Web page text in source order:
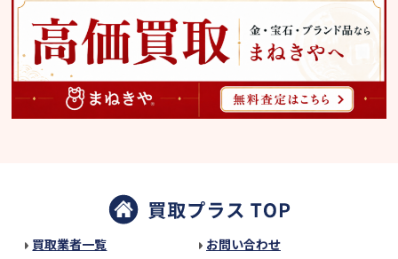
買取業者一覧 お問い合わせ